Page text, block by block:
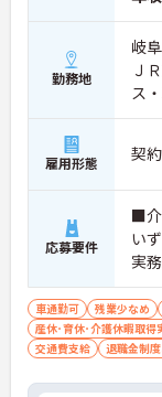
勤務地
岐
Ｊ
ス
雇用形態 契
応募要件
■介
い
実
以
歓迎
車通勤可 残業少なめ
産休･育休･介護休暇取得
交通費支給
退職金制